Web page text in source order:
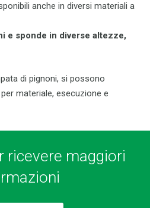
anche in diversi materiali a
e sponde in diverse altezze,
di pignoni, si possono
materiale, esecuzione e
ricevere maggiori